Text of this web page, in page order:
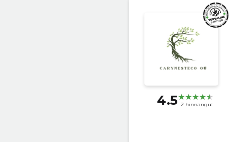
4.5 2 hinnangut